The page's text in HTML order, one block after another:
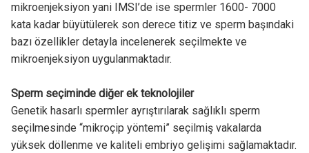
mikroenjeksiyon yani IMSI’de ise spermler 1600- 7000
kata kadar büyütülerek son derece titiz ve sperm başındaki
bazı özellikler detayla incelenerek seçilmekte ve
mikroenjeksiyon uygulanmaktadır.
Sperm seçiminde diğer ek teknolojiler
Genetik hasarlı spermler ayrıştırılarak sağlıklı sperm
seçilmesinde “mikroçip yöntemi” seçilmiş vakalarda
yüksek döllenme ve kaliteli embriyo gelişimi sağlamaktadır.